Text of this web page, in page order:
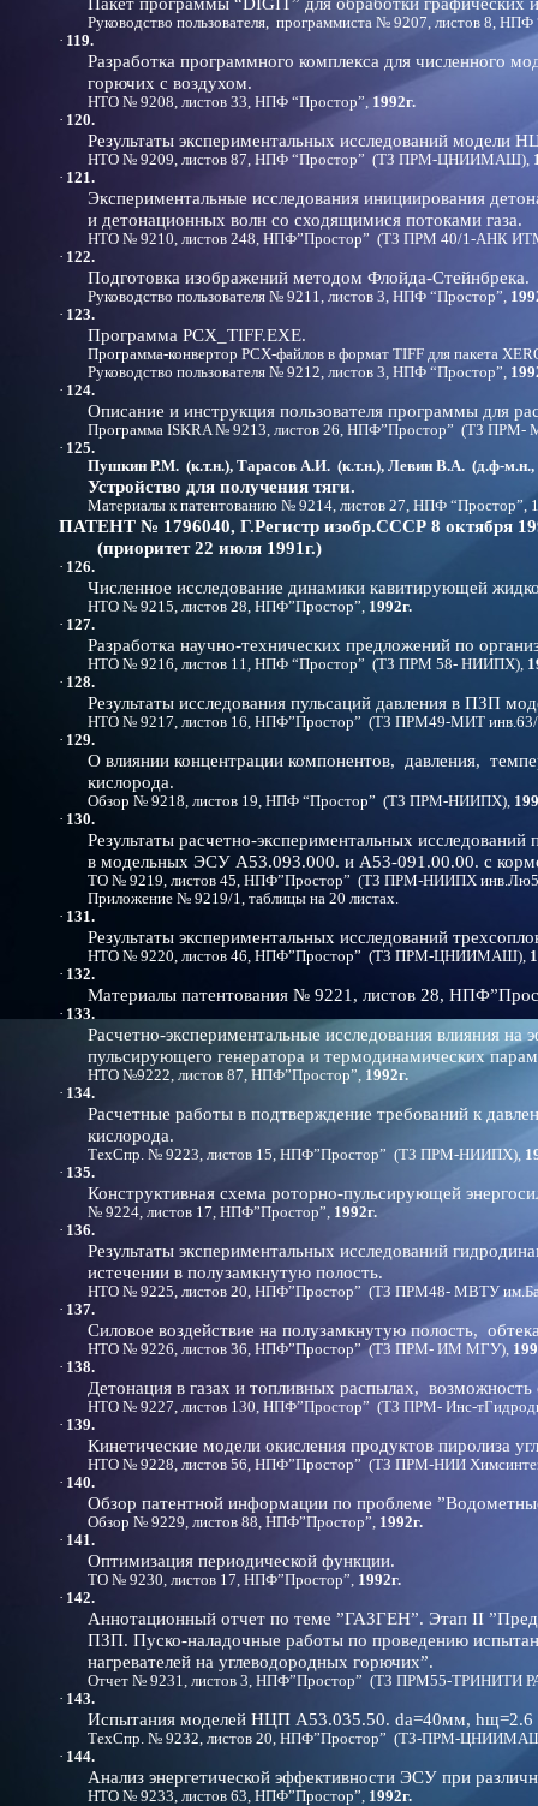
Руководство пользователя, программиста № 9207, листов 8,
· 119.
Разработка программного комплекса для численного
горючих с воздухом.
НТО № 9208, листов 33, НПФ “Простор”, 1992г.
· 120.
Результаты экспериментальных исследований
НТО № 9209, листов 87, НПФ “Простор” (ТЗ ПРМ-ЦНИИМАШ),
· 121.
Экспериментальные исследования инициирования
и детонационных волн со сходящимися потоками газа.
НТО № 9210, листов 248, НПФ”Простор” (ТЗ ПРМ 40/1-АНК
· 122.
Подготовка изображений методом Флойда-Стейнбрека.
Руководство пользователя № 9211, листов 3, НПФ “Простор”,
· 123.
Программа PCX_TIFF.EXE.
Программа-конвертор РСХ-файлов в формат TIFF для пакета
Руководство пользователя № 9212, листов 3, НПФ “Простор”,
· 124.
Описание и инструкция пользователя программы для
Программа ISKRA № 9213, листов 26, НПФ”Простор” (ТЗ
· 125.
Пушкин Р.М. (к.т.н.), Тарасов А.И. (к.т.н.), Левин В.А. (д.ф-м.н.,
Устройство для получения тяги.
Материалы к патентованию № 9214, листов 27, НПФ “Простор”,
ПАТЕНТ № 1796040, Г.Регистр изобр.СССР 8 октября
(приоритет 22 июля 1991г.)
· 126.
Численное исследование динамики кавитирующей
НТО № 9215, листов 28, НПФ”Простор”, 1992г.
· 127.
Разработка научно-технических предложений по
НТО № 9216, листов 11, НПФ “Простор” (ТЗ ПРМ 58- НИИПХ),
· 128.
Результаты исследования пульсаций давления в ПЗП
НТО № 9217, листов 16, НПФ”Простор” (ТЗ ПРМ49-МИТ
· 129.
О влиянии концентрации компонентов, давления,
кислорода.
Обзор № 9218, листов 19, НПФ “Простор” (ТЗ ПРМ-НИИПХ),
· 130.
Результаты расчетно-экспериментальных
в модельных ЭСУ А53.093.000. и А53-091.00.00. с
ТО № 9219, листов 45, НПФ”Простор” (ТЗ ПРМ-НИИПХ
Приложение № 9219/1, таблицы на 20 листах.
· 131.
Результаты экспериментальных исследований
НТО № 9220, листов 46, НПФ”Простор” (ТЗ ПРМ-ЦНИИМАШ),
· 132.
Материалы патентования № 9221, листов 28,
· 133.
Расчетно-экспериментальные исследования влияния на
пульсирующего генератора и термодинамических
НТО №9222, листов 87, НПФ”Простор”, 1992г.
· 134.
Расчетные работы в подтверждение требований к
кислорода.
ТехСпр. № 9223, листов 15, НПФ”Простор” (ТЗ ПРМ-НИИПХ),
· 135.
Конструктивная схема роторно-пульсирующей
№ 9224, листов 17, НПФ”Простор”, 1992г.
· 136.
Результаты экспериментальных исследований
истечении в полузамкнутую полость.
НТО № 9225, листов 20, НПФ”Простор” (ТЗ ПРМ48- МВТУ
· 137.
Силовое воздействие на полузамкнутую полость,
НТО № 9226, листов 36, НПФ”Простор” (ТЗ ПРМ- ИМ МГУ),
· 138.
Детонация в газах и топливных распылах, возможность
НТО № 9227, листов 130, НПФ”Простор” (ТЗ ПРМ- Инс-
· 139.
Кинетические модели окисления продуктов пиролиза
НТО № 9228, листов 56, НПФ”Простор” (ТЗ ПРМ-НИИ
· 140.
Обзор патентной информации по проблеме
Обзор № 9229, листов 88, НПФ”Простор”, 1992г.
· 141.
Оптимизация периодической функции.
ТО № 9230, листов 17, НПФ”Простор”, 1992г.
· 142.
Аннотационный отчет по теме ”ГАЗГЕН”. Этап II
ПЗП. Пуско-наладочные работы по проведению
нагревателей на углеводородных горючих”.
Отчет № 9231, листов 3, НПФ”Простор” (ТЗ ПРМ55-ТРИНИТИ
· 143.
Испытания моделей НЦП А53.035.50. dа=40мм,
ТехСпр. № 9232, листов 20, НПФ”Простор” (ТЗ-ПРМ-
· 144.
Анализ энергетической эффективности ЭСУ при
НТО № 9233, листов 63, НПФ”Простор”, 1992г.